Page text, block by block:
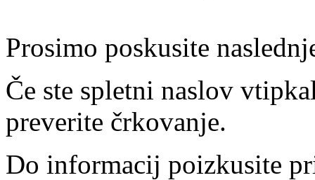
Prosimo poskusite
Če ste spletni naslov
preverite črkovanje.
Do informacij poizkusite